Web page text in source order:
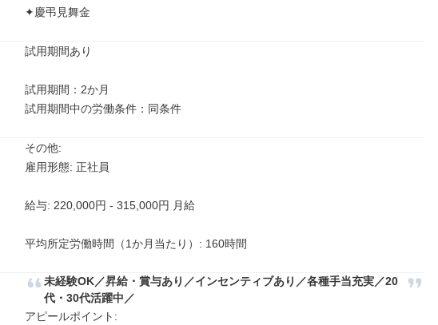
✦慶弔見舞金
試用期間あり
試用期間：2か月
試用期間中の労働条件：同条件
その他:
雇用形態: 正社員
給与: 220,000円 - 315,000円 月給
平均所定労働時間（1か月当たり）: 160時間
未経験OK／昇給・賞与あり／インセンティブあり／各種手当充実／20
代・30代活躍中／
アピールポイント: